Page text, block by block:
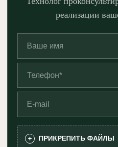
реализации
+ ПРИКРЕПИТЬ ФАЙЛЫ